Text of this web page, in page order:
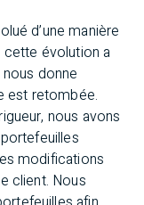
d’une manière
cette évolution a
donne
est retombée.
nous avons
modifications
client. Nous